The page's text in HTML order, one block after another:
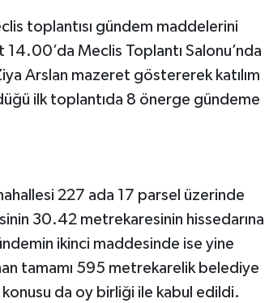
toplantısı gündem maddelerini
Meclis Toplantı Salonu’nda
Arslan mazeret göstererek katılım
ilk toplantıda 8 önerge gündeme
227 ada 17 parsel üzerinde
30.42 metrekaresinin hissedarına
ikinci maddesinde ise yine
tamamı 595 metrekarelik belediye
konusu da oy birliği ile kabul edildi.